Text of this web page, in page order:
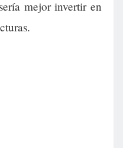
mejor invertir en